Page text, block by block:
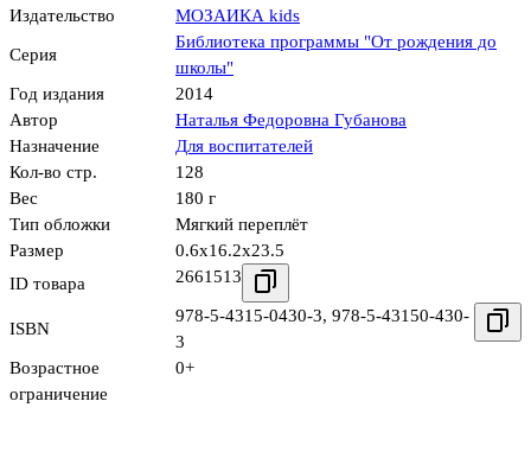
Издательство
МОЗАИКА kids
Серия
Библиотека программы "От рождения до
школы"
Год издания
2014
Автор
Наталья Федоровна Губанова
Назначение
Для воспитателей
Кол-во стр.
128
Вес
180 г
Тип обложки
Мягкий переплёт
Размер
0.6x16.2x23.5
ID товара
2661513
ISBN
978-5-4315-0430-3, 978-5-43150-430-
3
Возрастное
ограничение
0+